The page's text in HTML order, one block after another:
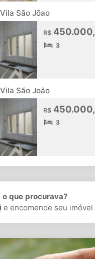
São Jõao
R$
3
São João
R$
3
o que procurava?
e encomende seu imóvel